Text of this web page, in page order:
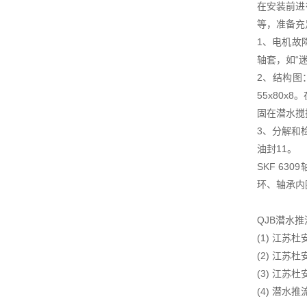
在安装前
等，准备
1、电机故
轴套，如“
2、结构图
55x80x8。
固在潜水
3、分解和
油封11。
SKF 6309
环、轴承
QJB潜水
(1) 江苏杜
(2) 江苏杜
(3) 江苏杜
(4) 潜水推